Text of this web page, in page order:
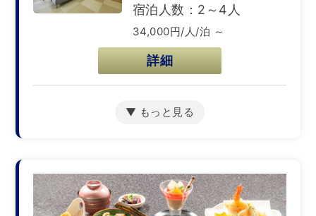
宿泊人数：2～4人
34,000円/人/泊 ～
詳細
【禁煙ルーム】海の見え
る和室１０畳
詳細